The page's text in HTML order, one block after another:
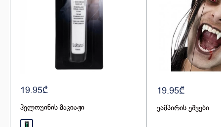
19.95₾
ჰელოუინის მაკიაჟი
19.95₾
ვამპირის ეშვები